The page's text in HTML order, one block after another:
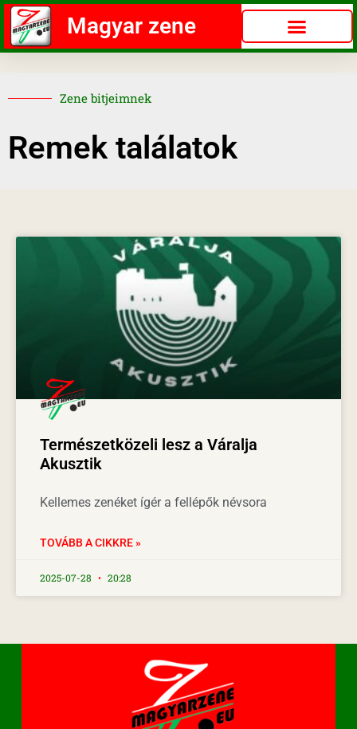
Magyar zene
Zene bitjeimnek
Remek találatok
Természetközeli lesz a Váralja
Akusztik
Kellemes zenéket ígér a fellépők névsora
TOVÁBB A CIKKRE »
2025-07-28 20:28